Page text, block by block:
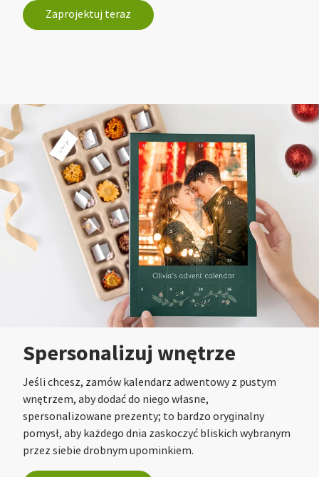
Zaprojektuj teraz
Spersonalizuj wnętrze
Jeśli chcesz, zamów kalendarz adwentowy z pustym
wnętrzem, aby dodać do niego własne,
spersonalizowane prezenty; to bardzo oryginalny
pomysł, aby każdego dnia zaskoczyć bliskich wybranym
przez siebie drobnym upominkiem.